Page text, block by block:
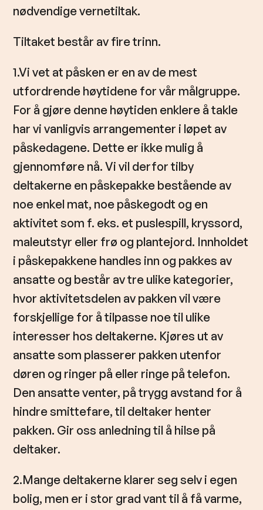
nødvendige vernetiltak.
Tiltaket består av fire trinn.
1.Vi vet at påsken er en av de mest
utfordrende høytidene for vår målgruppe.
For å gjøre denne høytiden enklere å takle
har vi vanligvis arrangementer i løpet av
påskedagene. Dette er ikke mulig å
gjennomføre nå. Vi vil derfor tilby
deltakerne en påskepakke bestående av
noe enkel mat, noe påskegodt og en
aktivitet som f. eks. et puslespill, kryssord,
maleutstyr eller frø og plantejord. Innholdet
i påskepakkene handles inn og pakkes av
ansatte og består av tre ulike kategorier,
hvor aktivitetsdelen av pakken vil være
forskjellige for å tilpasse noe til ulike
interesser hos deltakerne. Kjøres ut av
ansatte som plasserer pakken utenfor
døren og ringer på eller ringe på telefon.
Den ansatte venter, på trygg avstand for å
hindre smittefare, til deltaker henter
pakken. Gir oss anledning til å hilse på
deltaker.
2.Mange deltakerne klarer seg selv i egen
bolig, men er i stor grad vant til å få varme,